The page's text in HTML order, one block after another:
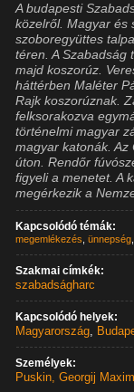
A budapesti
közelről. Magyar és
szoboregyüttes
téren. A Szabadság
majd koszorúz.
háttérben Maléter
Rajk koszorúznak.
felksorakozva
történelmi magyar
magyar katonák.
úton. Rendőr
figyeli a menetet. A
megérkezik a
Kapcsolódó témák:
megemlékezés ,ünnepség
Szakmai címkék:
szabadságharc
Kapcsolódó helyek:
Magyarország,
Személyek:
Puskin, Georgij